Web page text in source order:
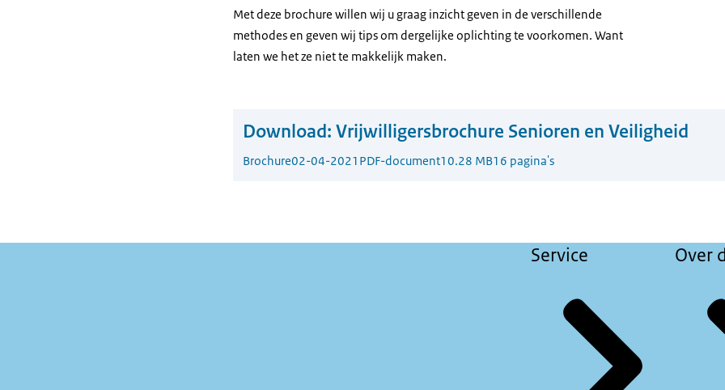
Met deze brochure willen wij u graag inzicht geven in de verschillende
methodes en geven wij tips om dergelijke oplichting te voorkomen. Want
laten we het ze niet te makkelijk maken.
Download: Vrijwilligersbrochure Senioren en Veiligheid
Brochure02-04-2021 PDF-document10.28 MB16 pagina's
Service Over